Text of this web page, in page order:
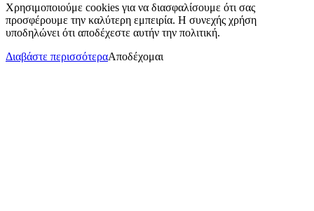
Χρησιμοποιούμε cookies για να διασφαλίσουμε ότι σας
προσφέρουμε την καλύτερη εμπειρία. Η συνεχής χρήση
υποδηλώνει ότι αποδέχεστε αυτήν την πολιτική.
Διαβάστε περισσότεραΑποδέχομαι